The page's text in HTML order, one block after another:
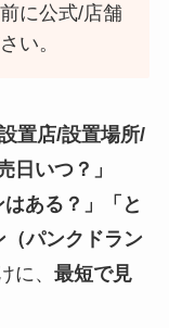
に公式/店舗
い。
置店/設置場所/
日いつ？」
ある？」「と
（パンクドラン
に、 最短で見